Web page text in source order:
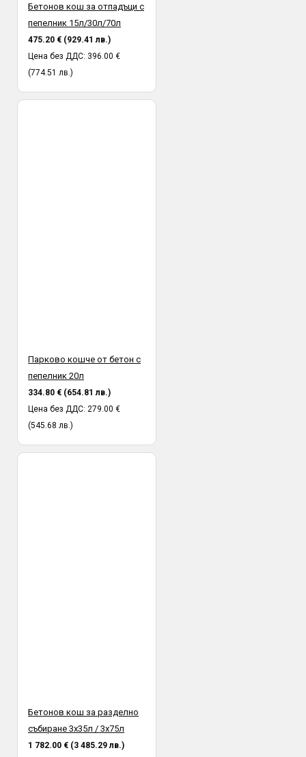
Бетонов кош за отпадъци с
пепелник 15л/30л/70л
475.20 € (929.41 лв.)
Цена без ДДС: 396.00 €
(774.51 лв.)
Парково кошче от бетон с
пепелник 20л
334.80 € (654.81 лв.)
Цена без ДДС: 279.00 €
(545.68 лв.)
Бетонов кош за разделно
събиране 3х35л / 3х75л
1 782.00 € (3 485.29 лв.)